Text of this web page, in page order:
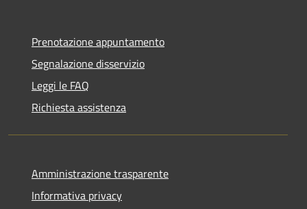
Prenotazione appuntamento
Segnalazione disservizio
Leggi le FAQ
Richiesta assistenza
Amministrazione trasparente
Informativa privacy